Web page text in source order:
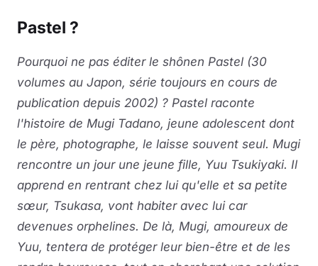
Pastel ?
Pourquoi ne pas éditer le shônen Pastel (30
volumes au Japon, série toujours en cours de
publication depuis 2002) ? Pastel raconte
l'histoire de Mugi Tadano, jeune adolescent dont
le père, photographe, le laisse souvent seul. Mugi
rencontre un jour une jeune fille, Yuu Tsukiyaki. Il
apprend en rentrant chez lui qu'elle et sa petite
sœur, Tsukasa, vont habiter avec lui car
devenues orphelines. De là, Mugi, amoureux de
Yuu, tentera de protéger leur bien-être et de les